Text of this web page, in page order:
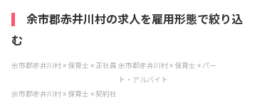
余市郡赤井川村の求人を雇用形態で絞り込
む
余市郡赤井川村 × 保育士 × 正社員 余市郡赤井川村 × 保育士 × パー
ト・アルバイト
余市郡赤井川村 × 保育士 × 契約社